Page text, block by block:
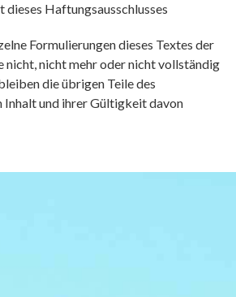
Haftungsausschlusses
Formulierungen dieses Textes der
nicht, nicht mehr oder nicht vollständig
die übrigen Teile des
Inhalt und ihrer Gültigkeit davon